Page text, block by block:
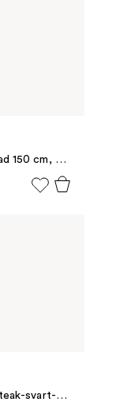
Array sideboard väggmonterad 150 cm, Svartmålad ek
Roller Max TV-bänk, Lackad teak-svart-2 dörrar